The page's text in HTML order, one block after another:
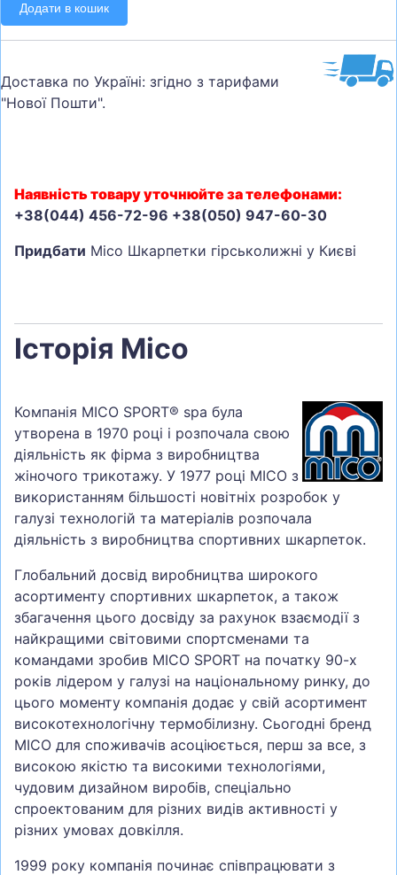
Додати в кошик
Доставка по Україні: згідно з тарифами
"Нової Пошти".
Наявність товару уточнюйте за телефонами:
+38(044) 456-72-96 +38(050) 947-60-30
Придбати Mico Шкарпетки гірськолижні у Києві
Історія Mico
Компанія MICO SPORT® spa була
утворена в 1970 році і розпочала свою
діяльність як фірма з виробництва
жіночого трикотажу. У 1977 році MICO з
використанням більшості новітніх розробок у
галузі технологій та матеріалів розпочала
діяльність з виробництва спортивних шкарпеток.
Глобальний досвід виробництва широкого
асортименту спортивних шкарпеток, а також
збагачення цього досвіду за рахунок взаємодії з
найкращими світовими спортсменами та
командами зробив MICO SPORT на початку 90-х
років лідером у галузі на національному ринку, до
цього моменту компанія додає у свій асортимент
високотехнологічну термобілизну. Сьогодні бренд
MICO для споживачів асоціюється, перш за все, з
високою якістю та високими технологіями,
чудовим дизайном виробів, спеціально
спроектованим для різних видів активності у
різних умовах довкілля.
1999 року компанія починає співпрацювати з